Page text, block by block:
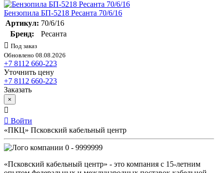
Бензопила БП-5218 Ресанта 70/6/16
Артикул: 70/6/16
Бренд:
Ресанта
Под заказ
Обновлено 08.08.2026
+7 8112 660-223
Уточнить цену
+7 8112 660-223
Заказать
×
Войти
«ПКЦ» Псковский кабельный центр
0 - 9999999
«Псковский кабельный центр» - это компания с 15-летним